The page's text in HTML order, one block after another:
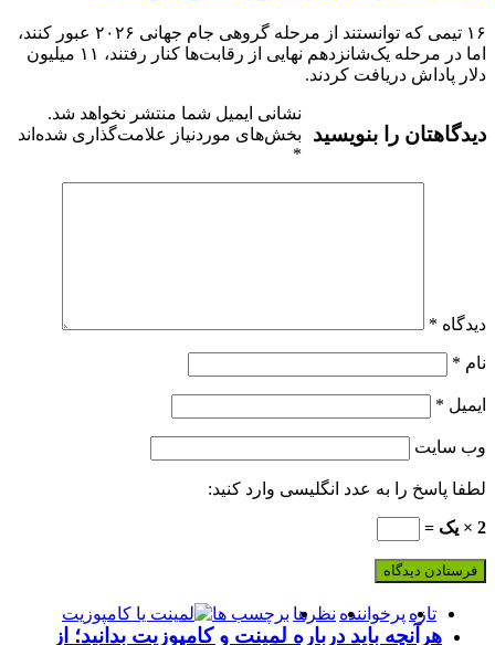
۱۶ تیمی که توانستند از مرحله گروهی جام جهانی ۲۰۲۶ عبور کنند،
اما در مرحله یک‌شانزدهم نهایی از رقابت‌ها کنار رفتند، ۱۱ میلیون
دلار پاداش دریافت کردند.
دیدگاهتان را بنویسید
نشانی ایمیل شما منتشر نخواهد شد.
بخش‌های موردنیاز علامت‌گذاری شده‌اند
*
دیدگاه *
نام *
ایمیل *
وب‌ سایت
لطفا پاسخ را به عدد انگلیسی وارد کنید:
2 × یک =
تازه پرخواننده نظرها برچسب ها
هرآنچه باید درباره لمینت و کامپوزیت بدانید؛ از